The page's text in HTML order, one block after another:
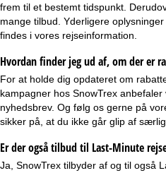
frem til et bestemt tidspunkt.
mange tilbud. Yderligere
findes i vores rejseinformation.
Hvordan finder jeg ud af, om der er
For at holde dig opdateret om
kampagner hos SnowTrex
nyhedsbrev. Og følg os gerne på
sikker på, at du ikke går glip af
Er der også tilbud til Last-Minute
Ja, SnowTrex tilbyder af og til også